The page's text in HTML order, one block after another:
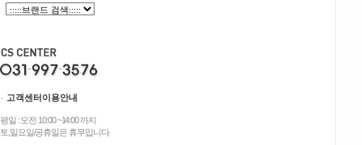
고객센터이용안내
평일 : 오전 10:00 ~14:00 까지
토,일요일/공휴일은 휴무입니다.